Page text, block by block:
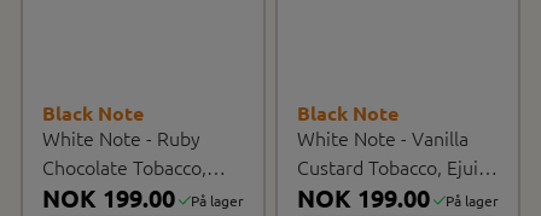
Black Note
White Note - Ruby
Chocolate Tobacco,
Ejuice 60ml
NOK 199.00
På lager
Black Note
White Note - Vanilla
Custard Tobacco, Ejuice
60ml
NOK 199.00
På lager